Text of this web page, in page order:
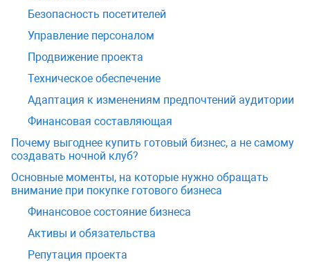
Безопасность посетителей
Управление персоналом
Продвижение проекта
Техническое обеспечение
Адаптация к изменениям предпочтений аудитории
Финансовая составляющая
Почему выгоднее купить готовый бизнес, а не самому
создавать ночной клуб?
Основные моменты, на которые нужно обращать
внимание при покупке готового бизнеса
Финансовое состояние бизнеса
Активы и обязательства
Репутация проекта